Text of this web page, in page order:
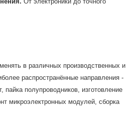
в различных производственных и
распространённые направления -
пайка полупроводников, изготовление
микроэлектронных модулей, сборка